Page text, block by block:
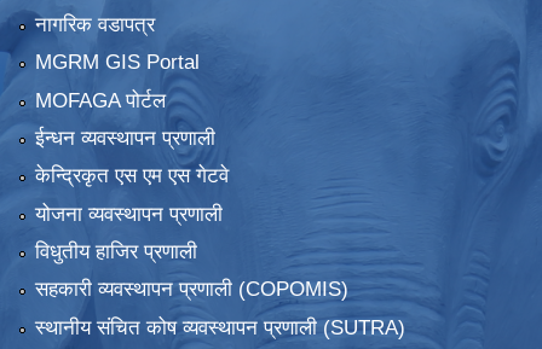
नागरिक वडापत्र
MGRM GIS Portal
MOFAGA पोर्टल
ईन्धन व्यवस्थापन प्रणाली
केन्द्रिकृत एस एम एस गेटवे
योजना व्यवस्थापन प्रणाली
विधुतीय हाजिर प्रणाली
सहकारी व्यवस्थापन प्रणाली (COPOMIS)
स्थानीय संचित कोष व्यवस्थापन प्रणाली (SUTRA)